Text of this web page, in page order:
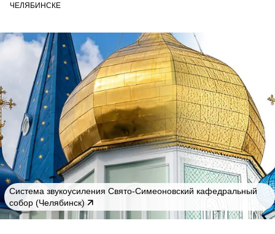
ЧЕЛЯБИНСКЕ
Cистема звукоусиления Свято-Симеоновский кафедральный
собор (Челябинск)